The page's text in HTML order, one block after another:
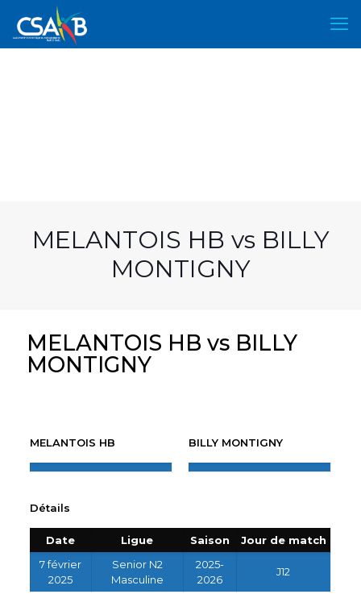
MELANTOIS HB vs BILLY
MONTIGNY
MELANTOIS HB vs BILLY
MONTIGNY
MELANTOIS HB BILLY MONTIGNY
Détails
Date Ligue Saison
Jour de match
7 février
2025
Senior N2
Masculine
2025-
2026
J12